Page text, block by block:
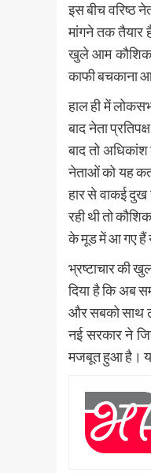
इस बीच वरिष्ठ
मांगने तक तैयार
खुले आम कौशिक
काफी बचकाना
हाल ही में
बाद नेता
बाद तो
नेताओं को यह
हार से वाकई दुख
रही थी तो
के मूड में आ गए हैं
भ्रष्टाचार की
दिया है कि अब
और सबको साथ
नई सरकार ने
मजबूत हुआ है।